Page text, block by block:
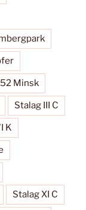
Minsk
Stalag III C
K
Stalag XI C